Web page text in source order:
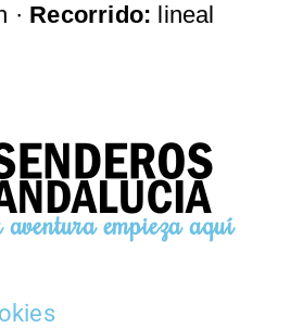
· Recorrido: lineal
empieza aquí